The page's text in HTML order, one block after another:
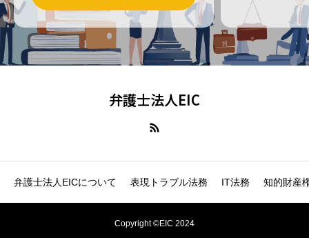
弁護士法人EIC
弁護士法人EICについて 表現トラブル法務 IT法務 知的財産
Copyright ©EIC 2024